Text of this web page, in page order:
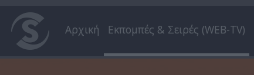
Αρχική Εκπομπές & Σειρές (WEB-TV)